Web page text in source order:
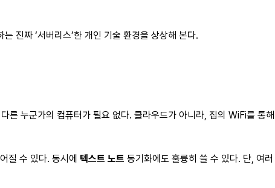
진짜 ‘서버리스’한 개인 기술 환경을 상상해 본다.
누군가의 컴퓨터가 필요 없다. 클라우드가 아니라, 집의 WiFi를 통
질 수 있다. 동시에 텍스트 노트 동기화에도 훌륭히 쓸 수 있다. 단, 여